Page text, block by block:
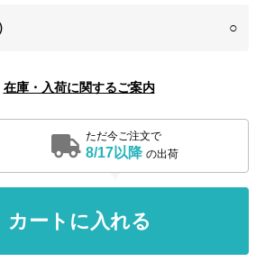
○
在庫・入荷に関するご案内
ただ今ご注文で
8/17以降 の出荷
カートに入れる